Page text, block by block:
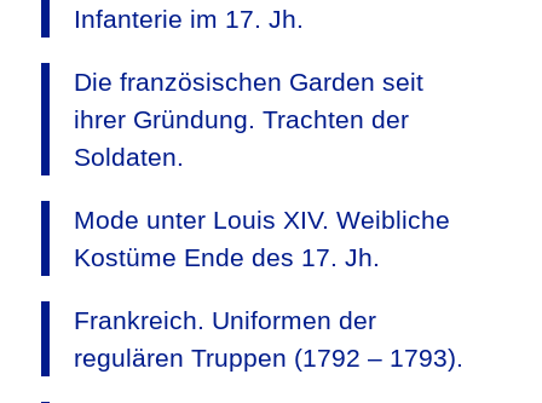
Infanterie im 17. Jh.
Die französischen Garden seit
ihrer Gründung. Trachten der
Soldaten.
Mode unter Louis XIV. Weibliche
Kostüme Ende des 17. Jh.
Frankreich. Uniformen der
regulären Truppen (1792 – 1793).